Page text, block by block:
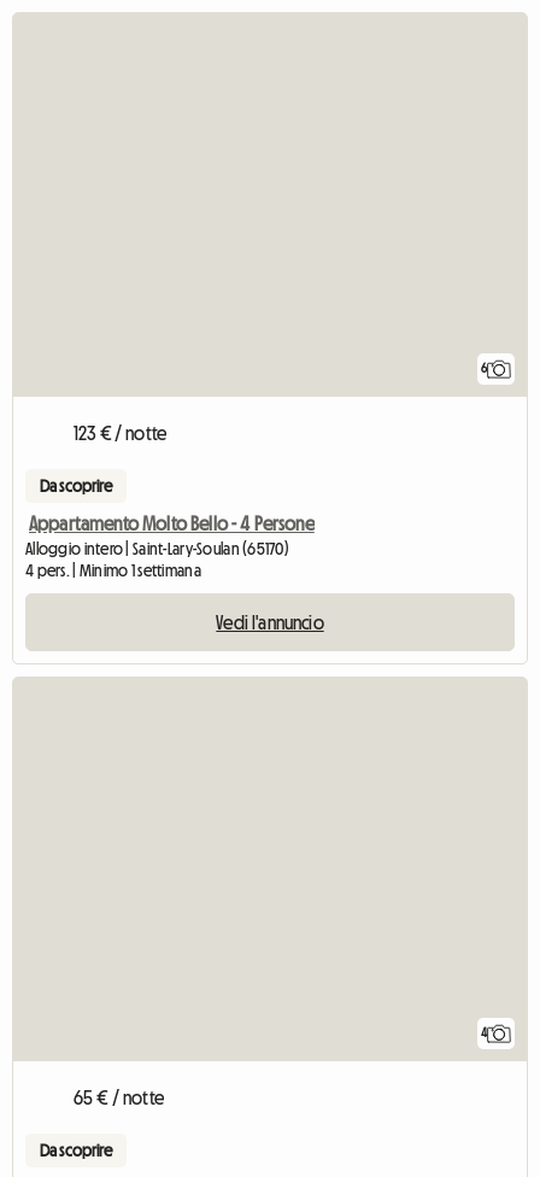
6
123 € / notte
Da scoprire
Appartamento Molto Bello - 4 Persone
Alloggio intero | Saint-Lary-Soulan (65170)
4 pers. | Minimo 1 settimana
Vedi l'annuncio
4
65 € / notte
Da scoprire